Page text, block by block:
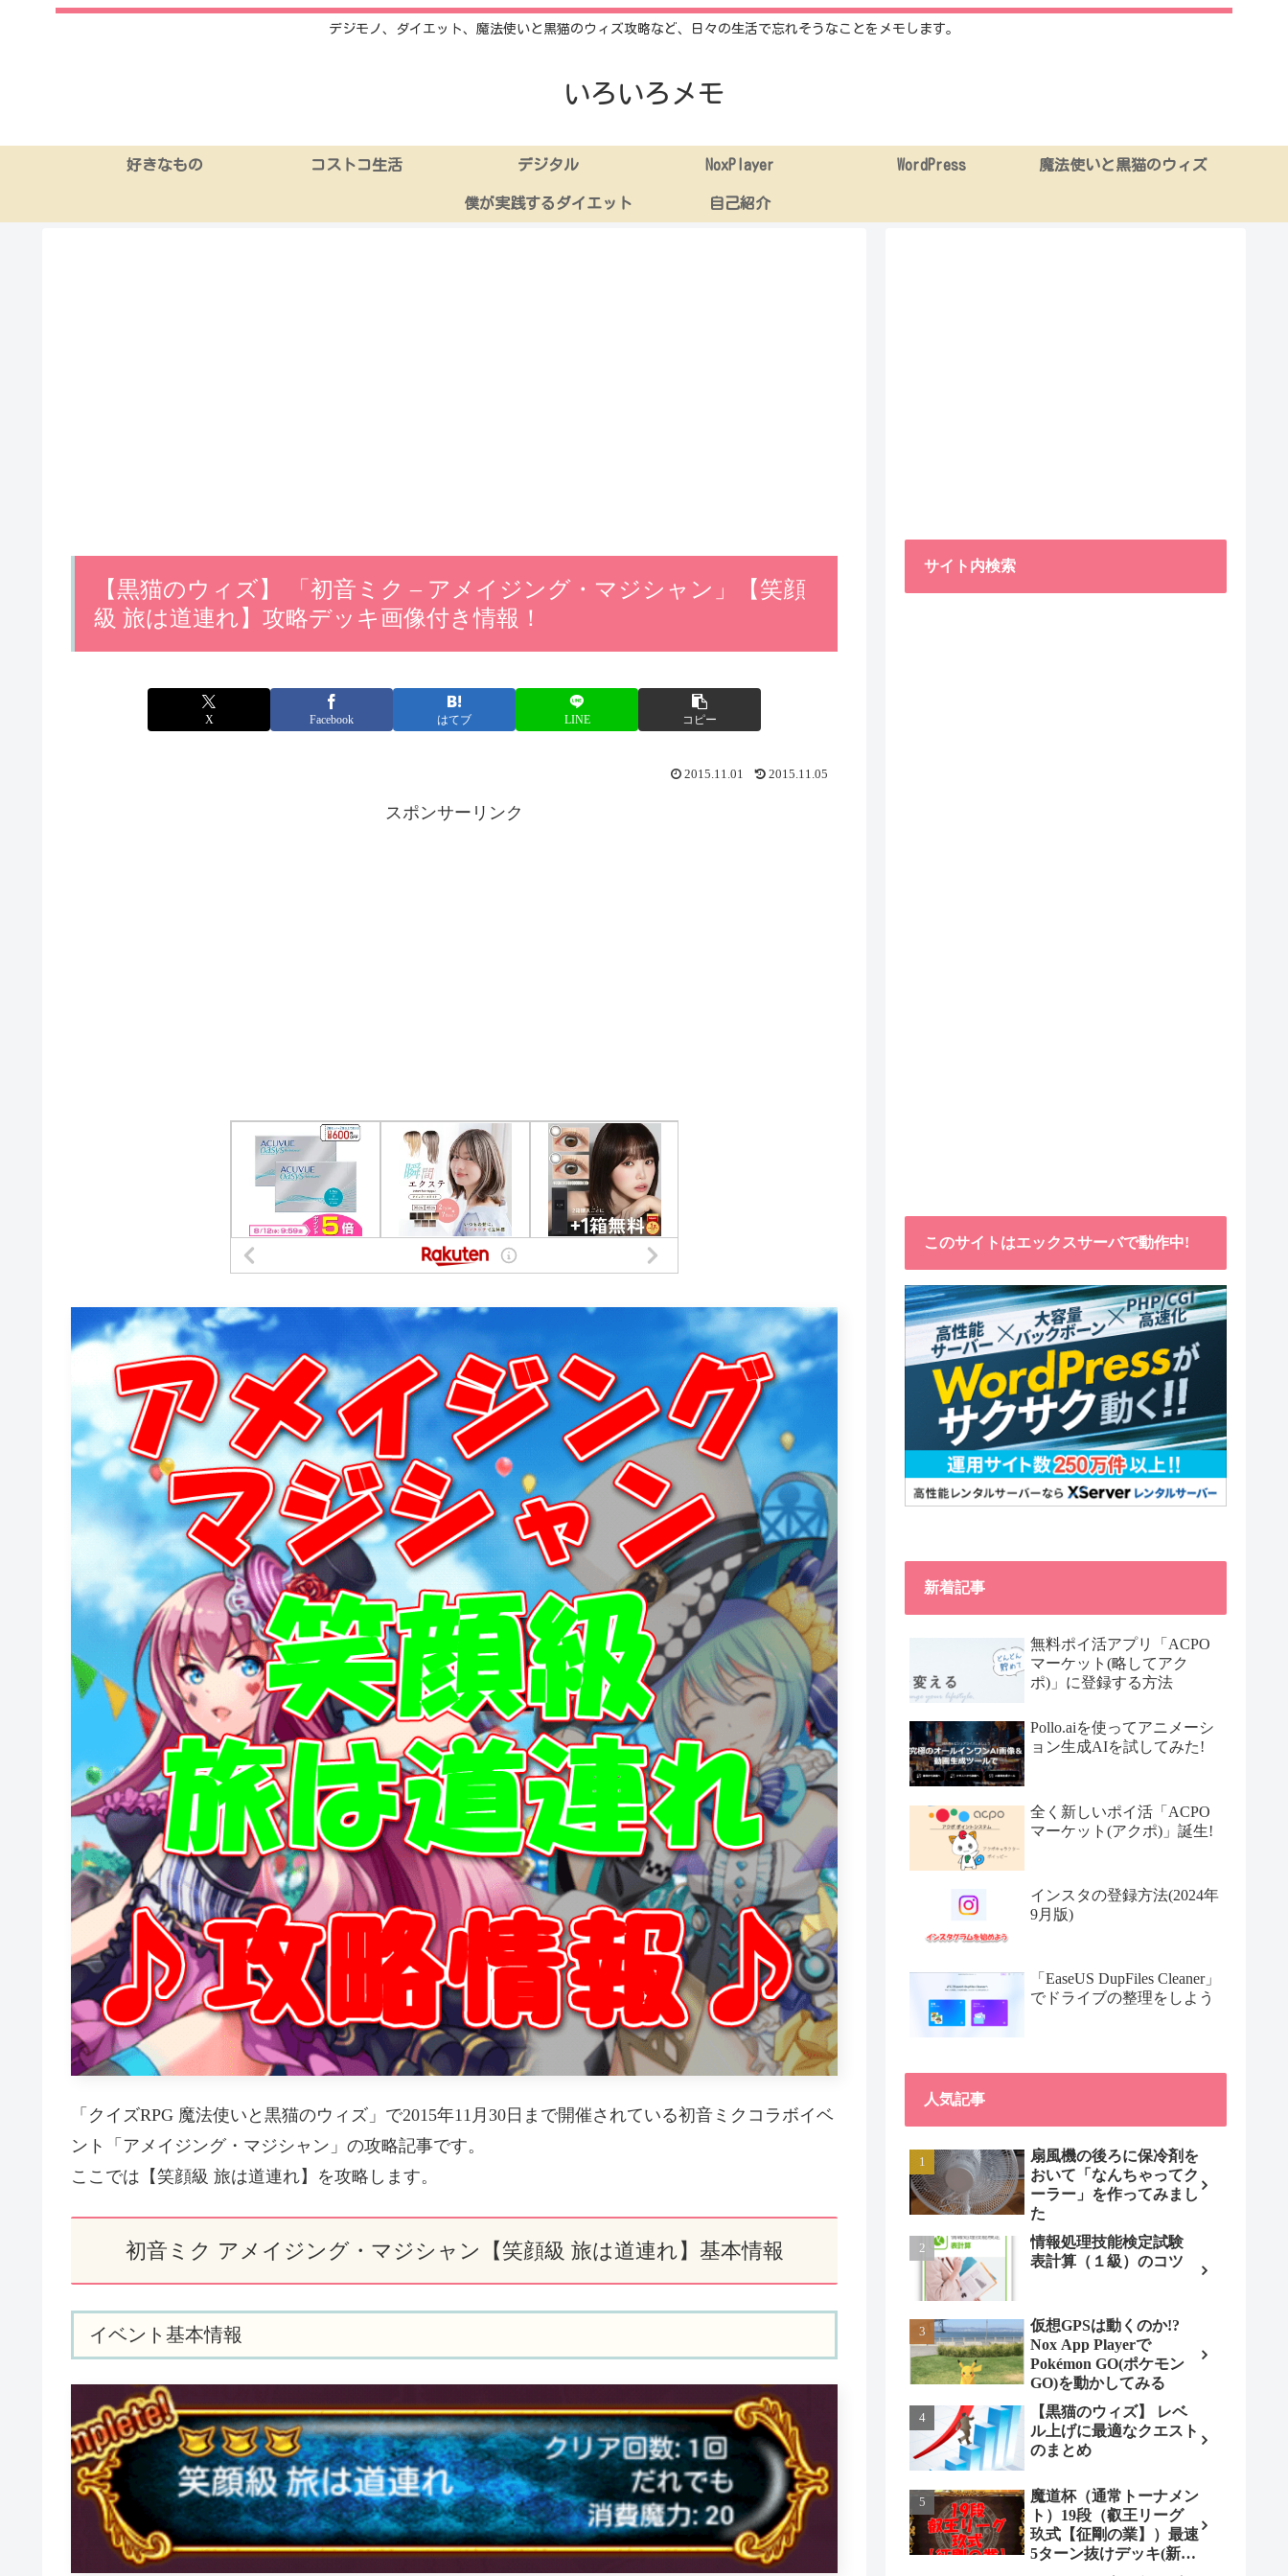
デジモノ、ダイエット、魔法使いと黒猫のウィズ攻略など、日々の生活で忘れそうなことをメモします。
いろいろメモ
好きなもの コストコ生活 デジタル NoxPlayer WordPress 魔法使いと黒猫のウィズ
僕が実践するダイエット 自己紹介
【黒猫のウィズ】 「初音ミク – アメイジング・マジシャン」【笑顔
級 旅は道連れ】攻略デッキ画像付き情報！
X Facebook はてブ LINE コピー
2015.11.01 2015.11.05
スポンサーリンク
「クイズRPG 魔法使いと黒猫のウィズ」で2015年11月30日まで開催されている初音ミクコラボイベ
ント「アメイジング・マジシャン」の攻略記事です。
ここでは【笑顔級 旅は道連れ】を攻略します。
初音ミク アメイジング・マジシャン【笑顔級 旅は道連れ】基本情報
イベント基本情報
サイト内検索
このサイトはエックスサーバで動作中!
新着記事
無料ポイ活アプリ「ACPO
マーケット(略してアク
ポ)」に登録する方法
Pollo.aiを使ってアニメーシ
ョン生成AIを試してみた!
全く新しいポイ活「ACPO
マーケット(アクポ)」誕生!
インスタの登録方法(2024年
9月版)
「EaseUS DupFiles Cleaner」
でドライブの整理をしよう
人気記事
扇風機の後ろに保冷剤を
おいて「なんちゃってク
ーラー」を作ってみまし
た
情報処理技能検定試験
表計算（１級）のコツ
仮想GPSは動くのか!?
Nox App Playerで
Pokémon GO(ポケモン
GO)を動かしてみる
【黒猫のウィズ】 レベ
ル上げに最適なクエスト
のまとめ
魔道杯（通常トーナメン
ト）19段（叡王リーグ
玖式【征剛の業】）最速
5ターン抜けデッキ(新パ